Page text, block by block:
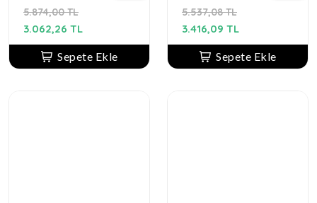
5.874,00 TL
3.062,26 TL
Sepete Ekle
5.537,08 TL
3.416,09 TL
Sepete Ekle